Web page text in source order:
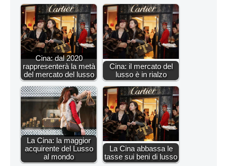
Cina: dal 2020
rappresenterà la metà
del mercato del lusso
Cina: il mercato del
lusso è in rialzo
La Cina: la maggior
acquirente del Lusso
al mondo
La Cina abbassa le
tasse sui beni di lusso